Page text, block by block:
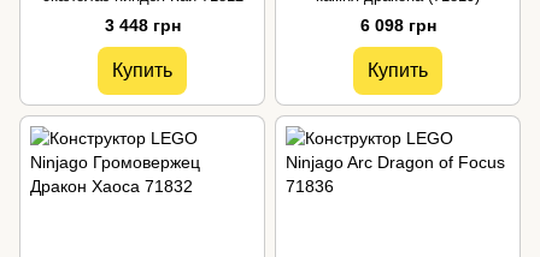
3 448 грн
Купить
6 098 грн
Купить